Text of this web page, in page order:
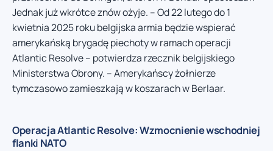
Jednak już wkrótce znów ożyje. – Od 22 lutego do 1
kwietnia 2025 roku belgijska armia będzie wspierać
amerykańską brygadę piechoty w ramach operacji
Atlantic Resolve – potwierdza rzecznik belgijskiego
Ministerstwa Obrony. – Amerykańscy żołnierze
tymczasowo zamieszkają w koszarach w Berlaar.
Operacja Atlantic Resolve: Wzmocnienie wschodniej
flanki NATO